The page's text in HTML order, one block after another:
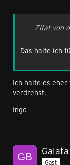
Zitat von
Das halte ich
Ich halte es
verdrehst.
Ingo
Gast